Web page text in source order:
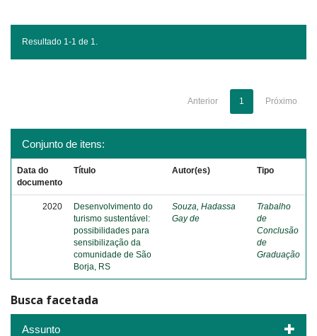
Resultado 1-1 de 1.
Anterior 1 Próximo
Conjunto de itens:
Data do
documento
Título Autor(es) Tipo
2020
Desenvolvimento do
turismo sustentável:
possibilidades para
sensibilização da
comunidade de São
Borja, RS
Souza, Hadassa
Gay de
Trabalho
de
Conclusão
de
Graduação
Busca facetada
Assunto